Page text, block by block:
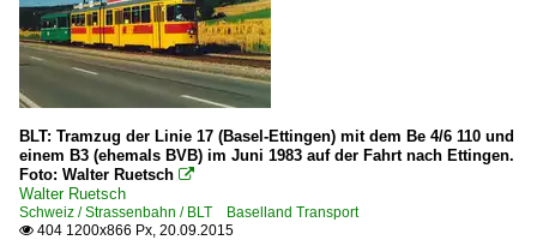
BLT: Tramzug der Linie 17 (Basel-Ettingen) mit dem Be 4/6 110 und
einem B3 (ehemals BVB) im Juni 1983 auf der Fahrt nach Ettingen.
Foto: Walter Ruetsch 
Walter Ruetsch
Schweiz / Strassenbahn / BLT Baselland Transport
 404 1200x866 Px, 20.09.2015